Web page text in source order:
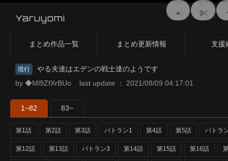
Yaruyomi
まとめ作品一覧 まとめ更新情報 支援
現行
やる夫達はエデンの戦士達のようです
by ◆Ml9ZfXrBUo last update ： 2021/08/09 04:17:01
1~82 83~
第1話 第2話 第3話 バトラン1 第4話 第5話 バトラ
第12話 第13話 バトラン3 第14話 第15話 第16話